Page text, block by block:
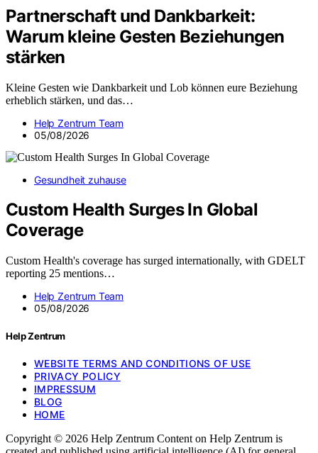
Partnerschaft und Dankbarkeit:
Warum kleine Gesten Beziehungen
stärken
Kleine Gesten wie Dankbarkeit und Lob können eure Beziehung
erheblich stärken, und das…
Help Zentrum Team
05/08/2026
Gesundheit zuhause
Custom Health Surges In Global
Coverage
Custom Health's coverage has surged internationally, with GDELT
reporting 25 mentions…
Help Zentrum Team
05/08/2026
Help Zentrum
WEBSITE TERMS AND CONDITIONS OF USE
PRIVACY POLICY
IMPRESSUM
BLOG
HOME
Copyright © 2026 Help Zentrum Content on Help Zentrum is